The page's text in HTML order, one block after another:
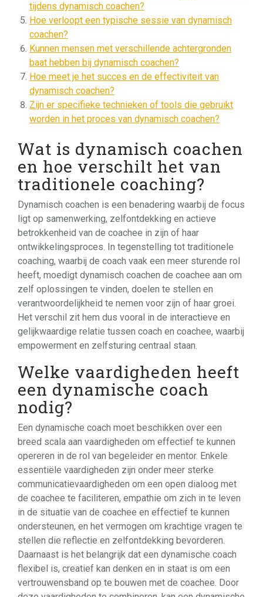
tijdens dynamisch coachen?
Hoe verloopt een typische sessie van dynamisch
coachen?
Kunnen mensen met verschillende achtergronden
baat hebben bij dynamisch coachen?
Hoe meet je het succes en de effectiviteit van
dynamisch coachen?
Zijn er specifieke technieken of tools die gebruikt
worden in het proces van dynamisch coachen?
Wat is dynamisch coachen
en hoe verschilt het van
traditionele coaching?
Dynamisch coachen is een benadering waarbij de focus
ligt op samenwerking, zelfontdekking en actieve
betrokkenheid van de coachee in zijn of haar
ontwikkelingsproces. In tegenstelling tot traditionele
coaching, waarbij de coach vaak een meer sturende rol
heeft, moedigt dynamisch coachen de coachee aan om
zelf oplossingen te vinden, doelen te stellen en
verantwoordelijkheid te nemen voor zijn of haar groei.
Het verschil zit hem dus vooral in de interactieve en
gelijkwaardige relatie tussen coach en coachee, waarbij
empowerment en zelfsturing centraal staan.
Welke vaardigheden heeft
een dynamische coach
nodig?
Een dynamische coach moet beschikken over een
breed scala aan vaardigheden om effectief te kunnen
opereren in de rol van begeleider en mentor. Enkele
essentiële vaardigheden zijn onder meer sterke
communicatievaardigheden om een open dialoog met
de coachee te faciliteren, empathie om zich in te leven
in de situatie van de coachee en effectief te kunnen
ondersteunen, en het vermogen om krachtige vragen te
stellen die reflectie en zelfontdekking bevorderen.
Daarnaast is het belangrijk dat een dynamische coach
flexibel is, creatief kan denken en in staat is om een
vertrouwensband op te bouwen met de coachee. Door